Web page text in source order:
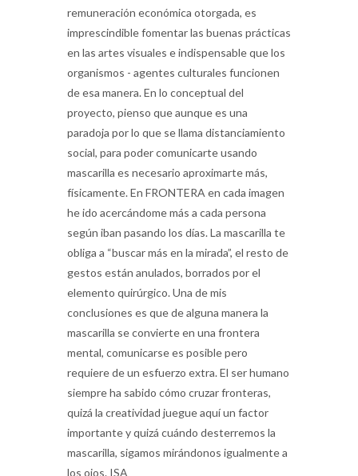
remuneración económica otorgada, es
imprescindible fomentar las buenas prácticas
en las artes visuales e indispensable que los
organismos - agentes culturales funcionen
de esa manera. En lo conceptual del
proyecto, pienso que aunque es una
paradoja por lo que se llama distanciamiento
social, para poder comunicarte usando
mascarilla es necesario aproximarte más,
físicamente. En FRONTERA en cada imagen
he ido acercándome más a cada persona
según iban pasando los días. La mascarilla te
obliga a “buscar más en la mirada”, el resto de
gestos están anulados, borrados por el
elemento quirúrgico. Una de mis
conclusiones es que de alguna manera la
mascarilla se convierte en una frontera
mental, comunicarse es posible pero
requiere de un esfuerzo extra. El ser humano
siempre ha sabido cómo cruzar fronteras,
quizá la creatividad juegue aquí un factor
importante y quizá cuándo desterremos la
mascarilla, sigamos mirándonos igualmente a
los ojos. ISA